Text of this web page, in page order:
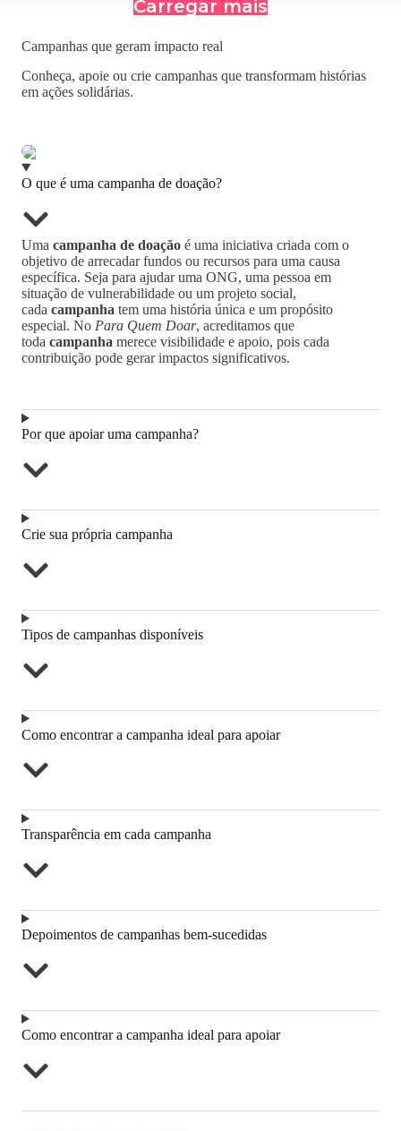
Carregar mais
Campanhas que geram impacto real
Conheça, apoie ou crie campanhas que transformam histórias
em ações solidárias.
O que é uma campanha de doação?
Uma campanha de doação é uma iniciativa criada com o
objetivo de arrecadar fundos ou recursos para uma causa
específica. Seja para ajudar uma ONG, uma pessoa em
situação de vulnerabilidade ou um projeto social,
cada campanha tem uma história única e um propósito
especial. No Para Quem Doar, acreditamos que
toda campanha merece visibilidade e apoio, pois cada
contribuição pode gerar impactos significativos.
Por que apoiar uma campanha?
Crie sua própria campanha
Tipos de campanhas disponíveis
Como encontrar a campanha ideal para apoiar
Transparência em cada campanha
Depoimentos de campanhas bem-sucedidas
Como encontrar a campanha ideal para apoiar